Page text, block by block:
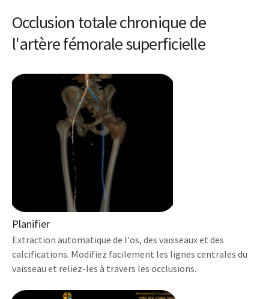
Occlusion totale chronique de
l'artère fémorale superficielle
Planifier
Extraction automatique de l'os, des vaisseaux et des
calcifications. Modifiez facilement les lignes centrales du
vaisseau et reliez-les à travers les occlusions.